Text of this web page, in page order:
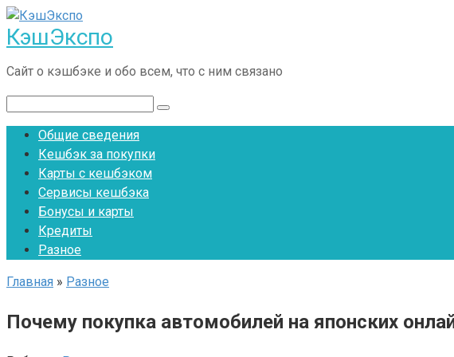
Перейти
к
контенту
КэшЭкспо
Сайт о кэшбэке и обо всем, что с ним связано
Общие сведения
Кешбэк за покупки
Карты с кешбэком
Сервисы кешбэка
Бонусы и карты
Кредиты
Разное
Главная » Разное
Почему покупка автомобилей на японских